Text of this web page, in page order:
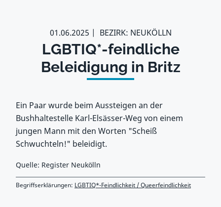
01.06.2025 BEZIRK: NEUKÖLLN
LGBTIQ*-feindliche
Beleidigung in Britz
Ein Paar wurde beim Aussteigen an der
Bushhaltestelle Karl-Elsässer-Weg von einem
jungen Mann mit den Worten "Scheiß
Schwuchteln!" beleidigt.
Quelle: Register Neukölln
Begriffserklärungen: LGBTIQ*-Feindlichkeit / Queerfeindlichkeit